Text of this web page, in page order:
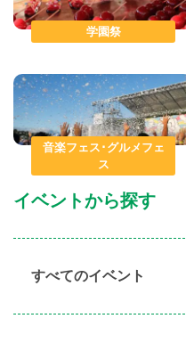
イベントから探す
すべてのイベント
学園祭
音楽フェス･グルメフェ
ス